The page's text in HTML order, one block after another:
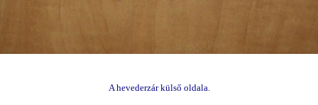
A hevederzár külső oldala.